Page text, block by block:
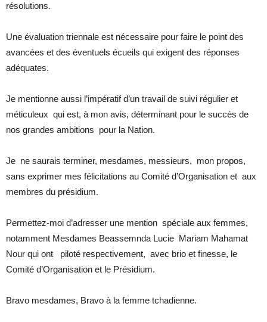
résolutions.
Une évaluation triennale est nécessaire pour faire le point des
avancées et des éventuels écueils qui exigent des réponses
adéquates.
Je mentionne aussi l’impératif d’un travail de suivi régulier et
méticuleux qui est, à mon avis, déterminant pour le succès de
nos grandes ambitions pour la Nation.
Je ne saurais terminer, mesdames, messieurs, mon propos,
sans exprimer mes félicitations au Comité d’Organisation et aux
membres du présidium.
Permettez-moi d’adresser une mention spéciale aux femmes,
notamment Mesdames Beassemnda Lucie Mariam Mahamat
Nour qui ont piloté respectivement, avec brio et finesse, le
Comité d’Organisation et le Présidium.
Bravo mesdames, Bravo à la femme tchadienne.